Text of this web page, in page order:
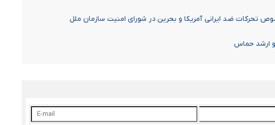
تحرکات ضد ایرانی آمریکا و بحرین در شورای امنیت سازمان ملل
ارشد حماس